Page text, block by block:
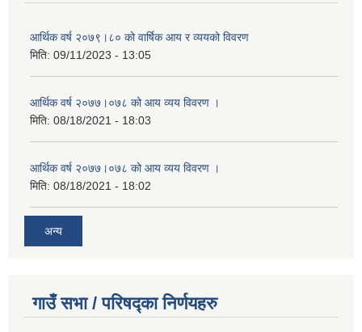
आर्थिक वर्ष २०७९।८० को वार्षिक आय र व्ययको विवरण
मिति: 09/11/2023 - 13:05
आर्थिक वर्ष २०७७।०७८ को आय व्यय विवरण ।
मिति: 08/18/2021 - 18:03
आर्थिक वर्ष २०७७।०७८ को आय व्यय विवरण ।
मिति: 08/18/2021 - 18:02
अन्य
गाउँ सभा / परिषद्का निर्णयहरु